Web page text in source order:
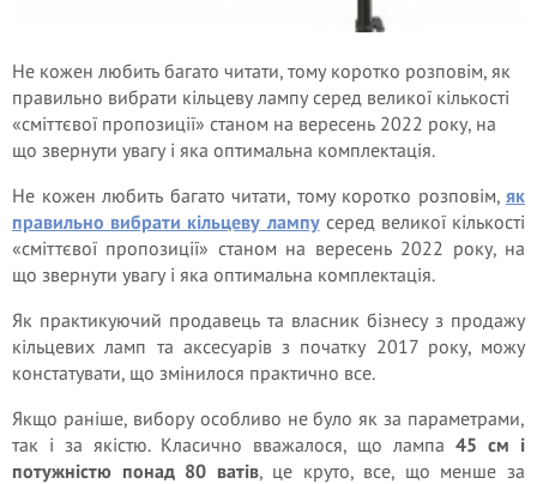
Не кожен любить багато читати, тому коротко розповім, як
правильно вибрати кільцеву лампу серед великої кількості
«сміттєвої пропозиції» станом на вересень 2022 року, на
що звернути увагу і яка оптимальна комплектація.
Не кожен любить багато читати, тому коротко розповім, як
правильно вибрати кільцеву лампусеред великої кількості
«сміттєвої пропозиції» станом на вересень 2022 року, на
що звернути увагу і яка оптимальна комплектація.
Як практикуючий продавець та власник бізнесу з продажу
кільцевих ламп та аксесуарів з початку 2017 року, можу
констатувати, що змінилося практично все.
Якщо раніше, вибору особливо не було як за параметрами,
так і за якістю. Класично вважалося, що лампа 45 см і
потужністю понад 80 ватів, це круто, все, що менше за